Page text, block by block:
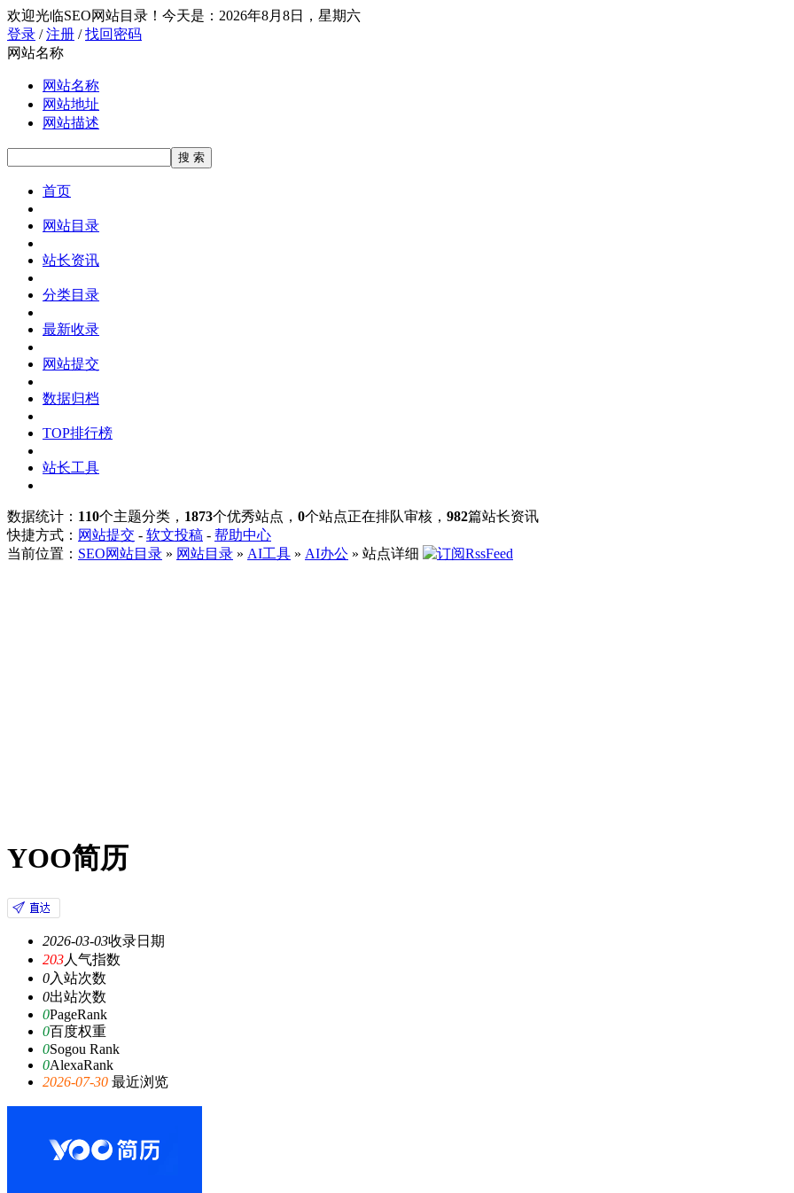
欢迎光临SEO网站目录！ 今天是：2026年8月8日，星期六
登录 /注册 /找回密码
网站名称
网站名称
网站地址
网站描述
首页
网站目录
站长资讯
分类目录
最新收录
网站提交
数据归档
TOP排行榜
站长工具
数据统计： 110个主题分类， 1873个优秀站点， 0个站点正在排队审核， 982篇站长资讯
快捷方式： 网站提交 - 软文投稿 - 帮助中心
当前位置： SEO网站目录 » 网站目录 » AI工具 » AI办公 » 站点详细
YOO简历
2026-03-03收录日期
203人气指数
0入站次数
0出站次数
0PageRank
0百度权重
0Sogou Rank
0AlexaRank
2026-07-30 最近浏览